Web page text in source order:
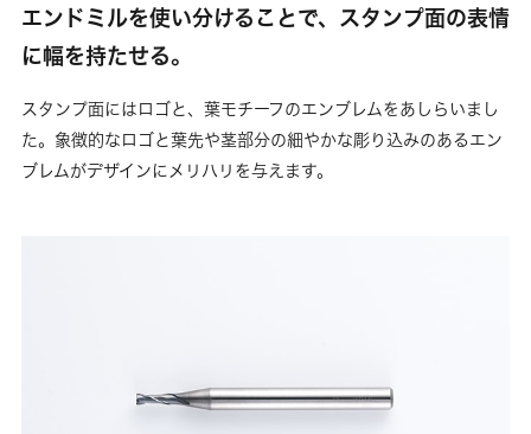
エンドミルを使い分けることで、スタンプ面の表情
に幅を持たせる。
スタンプ面にはロゴと、葉モチーフのエンブレムをあしらいまし
た。象徴的なロゴと葉先や茎部分の細やかな彫り込みのあるエン
ブレムがデザインにメリハリを与えます。